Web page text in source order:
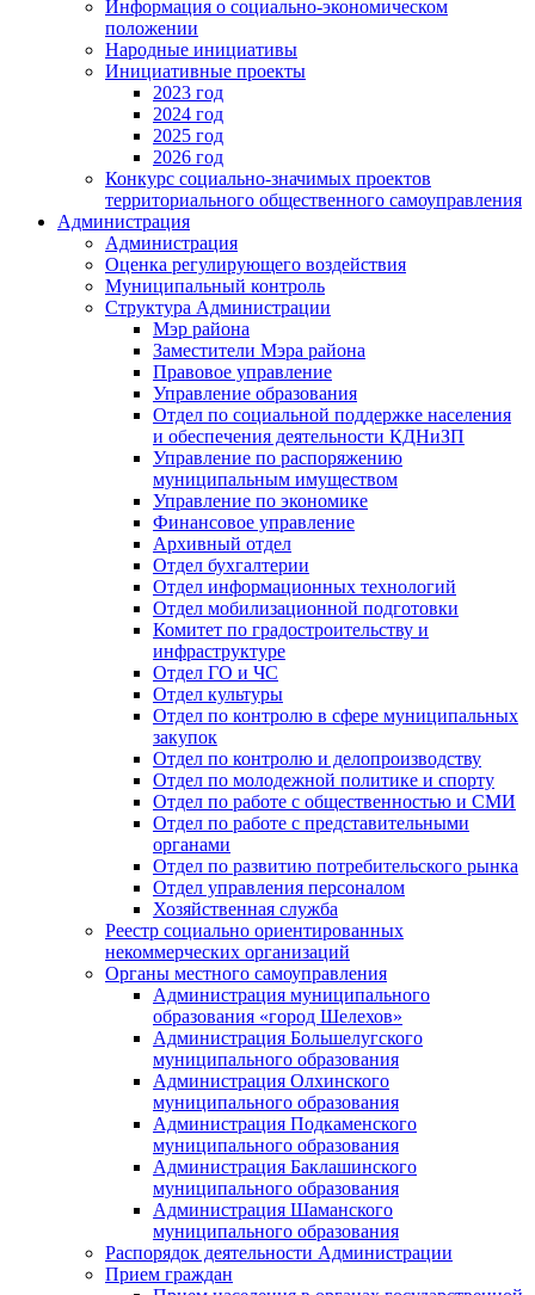
Информация о социально-экономическом
положении
Народные инициативы
Инициативные проекты
2023 год
2024 год
2025 год
2026 год
Конкурс социально-значимых проектов
территориального общественного самоуправления
Администрация
Администрация
Оценка регулирующего воздействия
Муниципальный контроль
Структура Администрации
Мэр района
Заместители Мэра района
Правовое управление
Управление образования
Отдел по социальной поддержке населения
и обеспечения деятельности КДНиЗП
Управление по распоряжению
муниципальным имуществом
Управление по экономике
Финансовое управление
Архивный отдел
Отдел бухгалтерии
Отдел информационных технологий
Отдел мобилизационной подготовки
Комитет по градостроительству и
инфраструктуре
Отдел ГО и ЧС
Отдел культуры
Отдел по контролю в сфере муниципальных
закупок
Отдел по контролю и делопроизводству
Отдел по молодежной политике и спорту
Отдел по работе с общественностью и СМИ
Отдел по работе с представительными
органами
Отдел по развитию потребительского рынка
Отдел управления персоналом
Хозяйственная служба
Реестр социально ориентированных
некоммерческих организаций
Органы местного самоуправления
Администрация муниципального
образования «город Шелехов»
Администрация Большелугского
муниципального образования
Администрация Олхинского
муниципального образования
Администрация Подкаменского
муниципального образования
Администрация Баклашинского
муниципального образования
Администрация Шаманского
муниципального образования
Распорядок деятельности Администрации
Прием граждан